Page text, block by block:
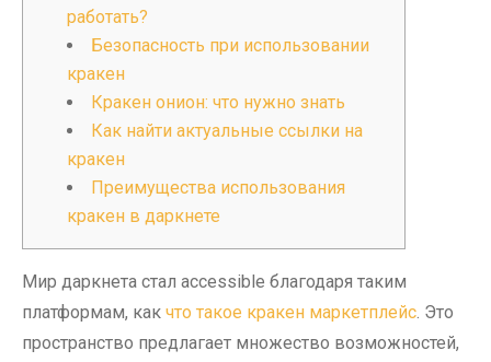
работать?
Безопасность при использовании
кракен
Кракен онион: что нужно знать
Как найти актуальные ссылки на
кракен
Преимущества использования
кракен в даркнете
Мир даркнета стал accessible благодаря таким
платформам, как что такое кракен маркетплейс. Это
пространство предлагает множество возможностей,